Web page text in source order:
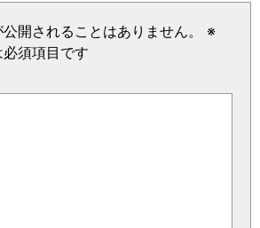
開されることはありません。
※
須項目です